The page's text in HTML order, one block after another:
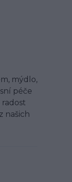
mýdlo,
péče
našich